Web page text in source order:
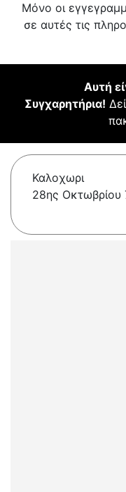
Μόνο οι
σε αυτές τις
Αυτή
Συγχαρητήρια!
Καλοχωρι
28ης Οκτωβρίου